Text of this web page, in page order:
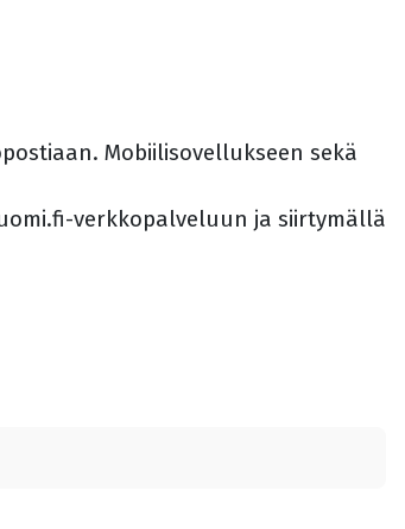
Mobiilisovellukseen sekä
verkkopalveluun ja siirtymällä